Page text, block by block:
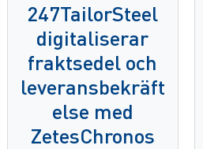
247TailorSteel
digitaliserar
fraktsedel och
leveransbekräft
else med
ZetesChronos